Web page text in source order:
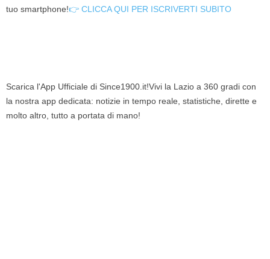
tuo smartphone!👉 CLICCA QUI PER ISCRIVERTI SUBITO
Scarica l'App Ufficiale di Since1900.it!Vivi la Lazio a 360 gradi con
la nostra app dedicata: notizie in tempo reale, statistiche, dirette e
molto altro, tutto a portata di mano!